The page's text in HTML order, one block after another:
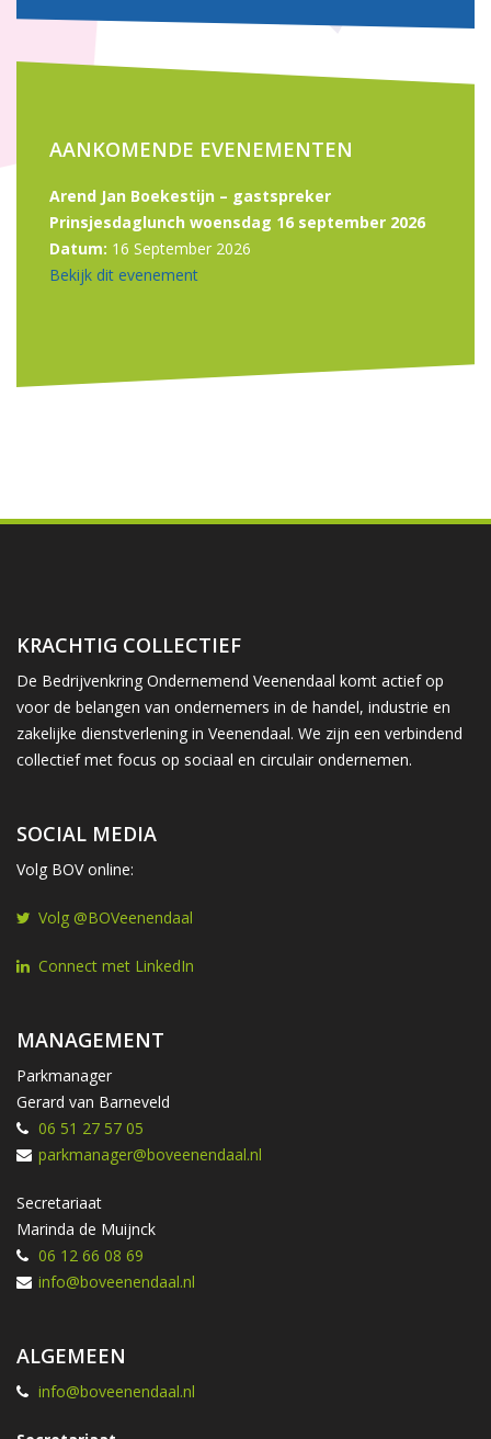
AANKOMENDE EVENEMENTEN
Arend Jan Boekestijn – gastspreker
Prinsjesdaglunch woensdag 16 september 2026
Datum: 16 September 2026
Bekijk dit evenement
KRACHTIG COLLECTIEF
De Bedrijvenkring Ondernemend Veenendaal komt actief op
voor de belangen van ondernemers in de handel, industrie en
zakelijke dienstverlening in Veenendaal. We zijn een verbindend
collectief met focus op sociaal en circulair ondernemen.
SOCIAL MEDIA
Volg BOV online:
Volg @BOVeenendaal
Connect met LinkedIn
MANAGEMENT
Parkmanager
Gerard van Barneveld
06 51 27 57 05
parkmanager@boveenendaal.nl
Secretariaat
Marinda de Muijnck
06 12 66 08 69
info@boveenendaal.nl
ALGEMEEN
info@boveenendaal.nl